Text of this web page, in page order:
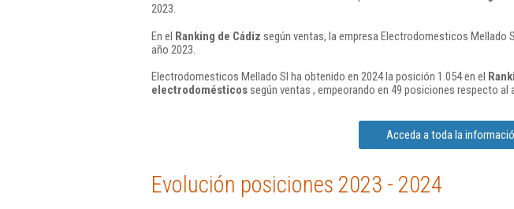
2023.
En el Ranking de Cádiz según ventas, la empresa Electrodomesticos Mellado
año 2023.
Electrodomesticos Mellado Sl ha obtenido en 2024 la posición 1.054 en el
electrodomésticossegún ventas , empeorando en 49 posiciones respecto al
Acceda a toda la
Evolución posiciones 2023 - 2024